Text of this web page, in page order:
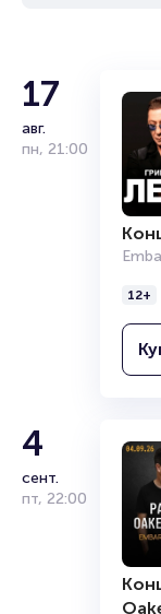
Полезные
Подробнее о том,
читайте в
Продать билет
Организаторам
17
авг.
пн, 21:00
12+
4
сент.
пт, 22:00